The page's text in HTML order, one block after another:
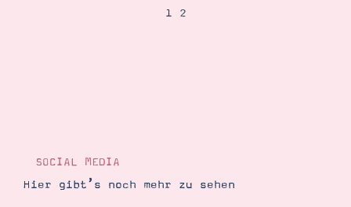
1 2
SOCIAL MEDIA
Hier gibt’s noch mehr zu sehen